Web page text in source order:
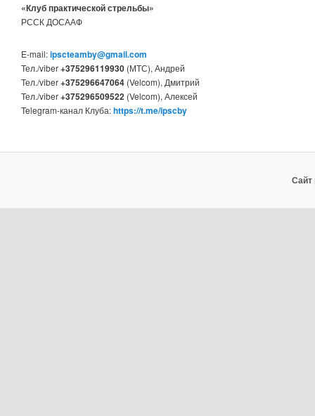
«Клуб практической стрельбы»
РССК ДОСААФ
E-mail:ipscteamby@gmail.com
Тел./viber+375296119930 (МТС), Андрей
Тел./viber+375296647064 (Velcom), Дмитрий
Тел./viber+375296509522 (Velcom), Алексей
Telegram-канал Клуба:https://t.me/ipscby
Сайт